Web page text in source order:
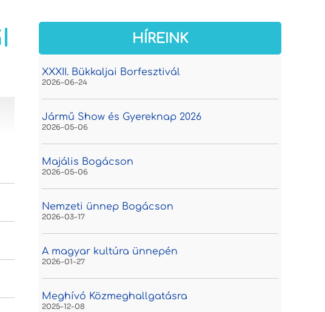
HÍREINK
XXXII. Bükkaljai Borfesztivál
2026-06-24
Jármű Show és Gyereknap 2026
2026-05-06
Majális Bogácson
2026-05-06
Nemzeti ünnep Bogácson
2026-03-17
A magyar kultúra ünnepén
2026-01-27
Meghívó Közmeghallgatásra
2025-12-08